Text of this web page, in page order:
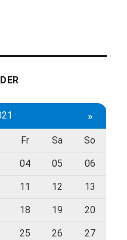
»
Fr Sa So
04 05 06
11 12 13
18 19 20
25 26 27